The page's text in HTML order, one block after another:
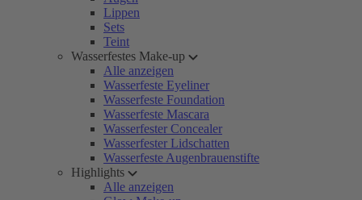
Lippen
Sets
Teint
Wasserfestes Make-up
Alle anzeigen
Wasserfeste Eyeliner
Wasserfeste Foundation
Wasserfeste Mascara
Wasserfester Concealer
Wasserfester Lidschatten
Wasserfeste Augenbrauenstifte
Highlights
Alle anzeigen